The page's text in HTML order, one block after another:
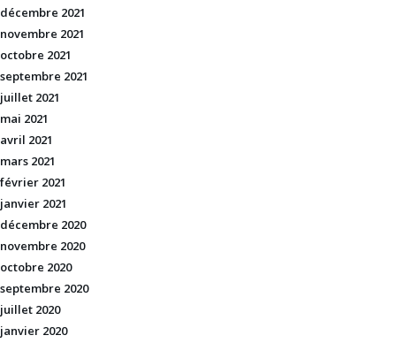
décembre 2021
novembre 2021
octobre 2021
septembre 2021
juillet 2021
mai 2021
avril 2021
mars 2021
février 2021
janvier 2021
décembre 2020
novembre 2020
octobre 2020
septembre 2020
juillet 2020
janvier 2020